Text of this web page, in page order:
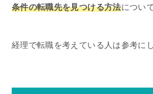
条件の転職先を見つける方法につい
経理で転職を考えている人は参考に